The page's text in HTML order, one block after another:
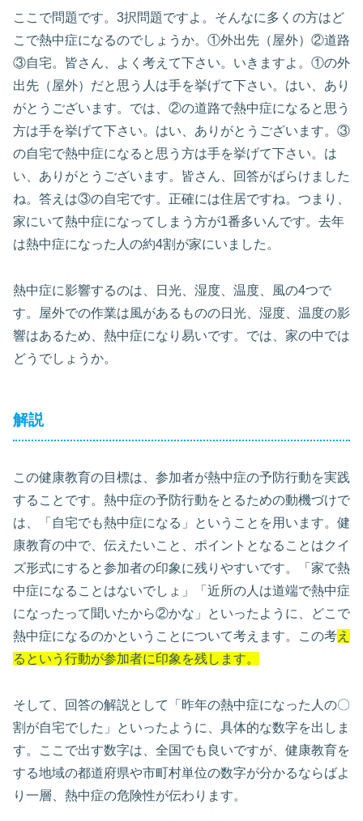
ここで問題です。3択問題ですよ。そんなに多くの方はど
こで熱中症になるのでしょうか。①外出先（屋外）②道路
③自宅。皆さん、よく考えて下さい。いきますよ。①の外
出先（屋外）だと思う人は手を挙げて下さい。はい、あり
がとうございます。では、②の道路で熱中症になると思う
方は手を挙げて下さい。はい、ありがとうございます。③
の自宅で熱中症になると思う方は手を挙げて下さい。は
い、ありがとうございます。皆さん、回答がばらけました
ね。答えは③の自宅です。正確には住居ですね。つまり、
家にいて熱中症になってしまう方が1番多いんです。去年
は熱中症になった人の約4割が家にいました。
熱中症に影響するのは、日光、湿度、温度、風の4つで
す。屋外での作業は風があるものの日光、湿度、温度の影
響はあるため、熱中症になり易いです。では、家の中では
どうでしょうか。
解説
この健康教育の目標は、参加者が熱中症の予防行動を実践
することです。熱中症の予防行動をとるための動機づけで
は、「自宅でも熱中症になる」ということを用います。健
康教育の中で、伝えたいこと、ポイントとなることはクイ
ズ形式にすると参加者の印象に残りやすいです。「家で熱
中症になることはないでしょ」「近所の人は道端で熱中症
になったって聞いたから②かな」といったように、どこで
熱中症になるのかということについて考えます。この考え
るという行動が参加者に印象を残します。
そして、回答の解説として「昨年の熱中症になった人の〇
割が自宅でした」といったように、具体的な数字を出しま
す。ここで出す数字は、全国でも良いですが、健康教育を
する地域の都道府県や市町村単位の数字が分かるならばよ
り一層、熱中症の危険性が伝わります。